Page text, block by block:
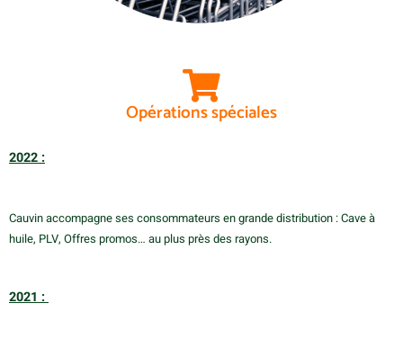
Opérations spéciales
2022 :
Cauvin accompagne ses consommateurs en grande distribution : Cave à
huile, PLV, Offres promos… au plus près des rayons.
2021 :